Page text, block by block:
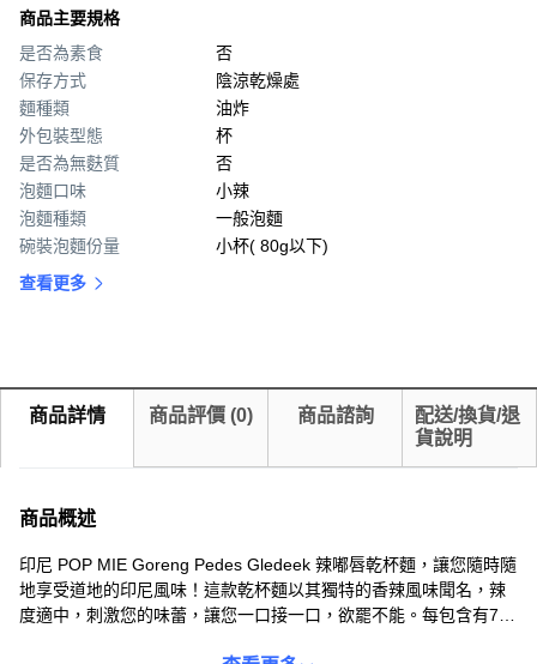
商品主要規格
是否為素食
否
保存方式
陰涼乾燥處
麵種類
油炸
外包裝型態
杯
是否為無麩質
否
泡麵口味
小辣
泡麵種類
一般泡麵
碗裝泡麵份量
小杯( 80g以下)
查看更多
商品詳情 商品評價 (0) 商品諮詢
配送/換貨/退
貨說明
商品概述
印尼 POP MIE Goreng Pedes Gledeek 辣嘟唇乾杯麵，讓您隨時隨
地享受道地的印尼風味！這款乾杯麵以其獨特的香辣風味聞名，辣
度適中，刺激您的味蕾，讓您一口接一口，欲罷不能。每包含有75